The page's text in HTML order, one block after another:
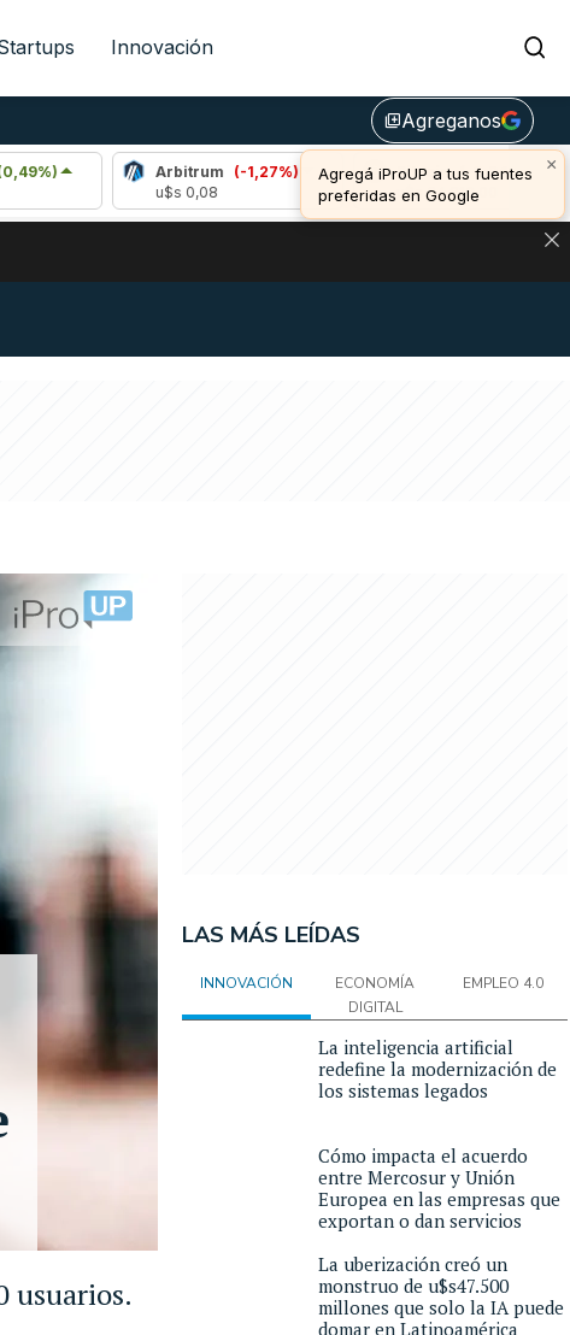
Innovación
library_addAgreganos
×
Agregá iProUP a tus fuentes
preferidas en Google
Arbitrum
(-1,27%)
Bitcoin
(-0,24%)
u$s 64.810,00
IMPACTO EN BITCOIN, DÓLAR CRIPTO Y EXCHANGES
usuarios.
LAS MÁS LEÍDAS
INNOVACIÓN
ECONOMÍA
DIGITAL
EMPLEO 4.0
La inteligencia artificial
redefine la modernización de
los sistemas legados
Cómo impacta el acuerdo
entre Mercosur y Unión
Europea en las empresas que
exportan o dan servicios
La uberización creó un
monstruo de u$s47.500
millones que solo la IA puede
domar en Latinoamérica